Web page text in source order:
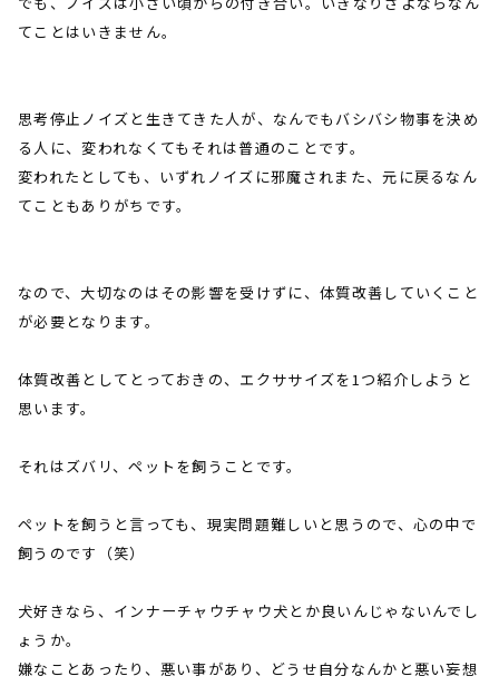
てことはいきません。
思考停止ノイズと生きてきた人が、なんでもバシバシ物事を決め
る人に、変われなくてもそれは普通のことです。
変われたとしても、いずれノイズに邪魔されまた、元に戻るなん
てこともありがちです。
なので、大切なのはその影響を受けずに、体質改善していくこと
が必要となります。
体質改善としてとっておきの、エクササイズを1つ紹介しようと
思います。
それはズバリ、ペットを飼うことです。
ペットを飼うと言っても、現実問題難しいと思うので、心の中で
飼うのです（笑）
犬好きなら、インナーチャウチャウ犬とか良いんじゃないんでし
ょうか。
嫌なことあったり、悪い事があり、どうせ自分なんかと悪い妄想